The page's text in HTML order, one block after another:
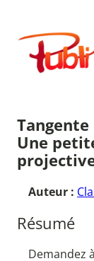
contenu
Publimath
Tangente
Une
Auteur :
Résumé
Demandez